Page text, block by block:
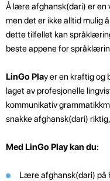
Å lære afghansk(dari) er en
men det er ikke alltid mulig
dette tilfellet kan
beste appene for
LinGo Play er en kraftig og
laget av profesjonelle
kommunikativ
snakke afghansk(dari)
Med LinGo Play kan du:
Lære afghansk(dari) på